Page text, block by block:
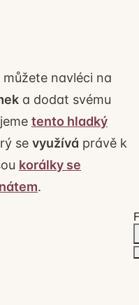
můžete navléci na
a dodat svému
tento hladký
se využívá právě k
korálky se
.